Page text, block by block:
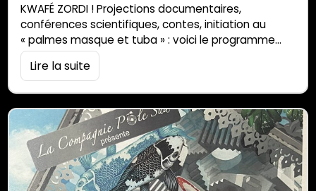
KWAFÉ ZORDI ! Projections documentaires,
conférences scientifiques, contes, initiation au
« palmes masque et tuba » : voici le programme
d’un weekend placé sous le thème de la
préservation de la biodiversité. L’ONG Globice
organise la seconde édition de la Fèt Balen et l’ARB
récap le programme Ce week-end, la ville de […]
Lire la suite